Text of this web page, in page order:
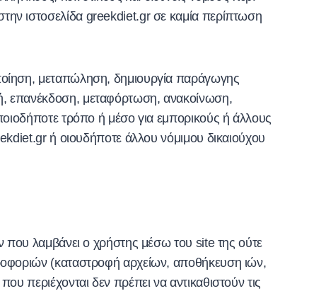
ιστοσελίδα greekdiet.gr σε καμία περίπτωση
μεταπώληση, δημιουργία παράγωγης
επανέκδοση, μεταφόρτωση, ανακοίνωση,
τρόπο ή μέσο για εμπορικούς ή άλλους
ή οιουδήποτε άλλου νόμιμου δικαιούχου
που λαμβάνει ο χρήστης μέσω του site της ούτε
(καταστροφή αρχείων, αποθήκευση ιών,
περιέχονται δεν πρέπει να αντικαθιστούν τις